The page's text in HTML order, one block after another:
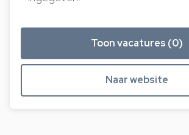
Toon vacatures (0)
Naar website